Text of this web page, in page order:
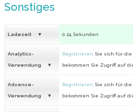
Sonstiges
Ladezeit 0.24 Sekunden
Analytics-
Verwendung
Registrieren Sie sich für die
bekommen Sie Zugriff auf
Adsense-
Verwendung
Registrieren Sie sich für die
bekommen Sie Zugriff auf